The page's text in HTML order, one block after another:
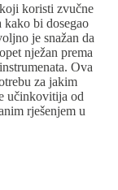
koristi zvučne
bi dosegao
je snažan da
nježan prema
Ova
za jakim
učinkovitija od
rješenjem u